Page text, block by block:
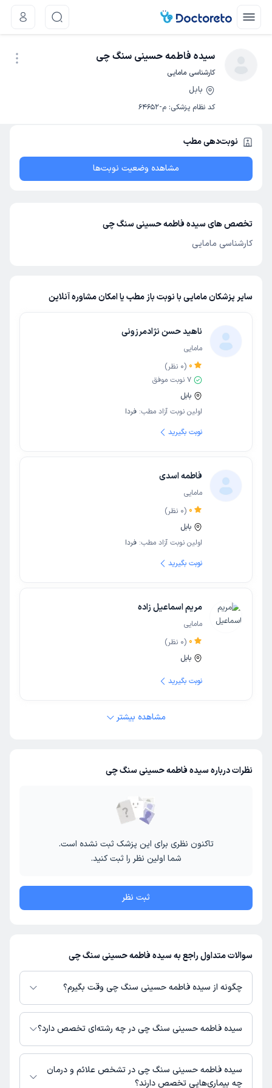
سیده فاطمه حسینی سنگ چی
کارشناسی مامایی
بابل
کد نظام پزشکی: م-64652
نوبت‌دهی مطب
مشاهده وضعیت نوبت‌ها
تخصص های سیده فاطمه حسینی سنگ چی
کارشناسی مامایی
سایر پزشکان مامایی با نوبت باز مطب یا امکان مشاوره آنلاین
ناهید حسن نژادمرزونی
مامایی
0
(
0 نظر)
7 نوبت موفق
بابل
اولین نوبت آزاد مطب: فردا
نوبت بگیرید
فاطمه اسدی
مامایی
0
(
0 نظر)
بابل
اولین نوبت آزاد مطب: فردا
نوبت بگیرید
مریم اسماعیل زاده
مامایی
0
(
0 نظر)
بابل
نوبت بگیرید
مشاهده بیشتر
نظرات درباره سیده فاطمه حسینی سنگ چی
تاکنون نظری برای این پزشک ثبت نشده است.
شما اولین نظر را ثبت کنید.
ثبت نظر
سوالات متداول راجع به سیده فاطمه حسینی سنگ چی
چگونه از سیده فاطمه حسینی سنگ چی وقت بگیرم؟
در صورتی کهسیده فاطمه حسینی سنگ چیدارای پروفایل فعال و نوبت‌دهی باز
در پلتفرم دکترتو باشند، می‌توانید از طریق این پلتفرم برای دریافت نوبت اقدام
آزاد، آدرس مطب، شماره تماس، برنامه حضور در مطب، تصاویر پزشک، ساعات
کاری و سایر اطلاعات مرتبط با خدمات پزشکی و نوبت‌گیری ممکن است در پروفایل
ایشان در دکترتو در دسترس باشد
سیده فاطمه حسینی سنگ چی در چه رشته‌ای تخصص دارد؟
سیده فاطمه حسینی سنگ چی در رشته‌های زیر (پیراپزشکی) تخصص دارند:
مامایی
سیده فاطمه حسینی سنگ چی در تشخص علائم و درمان
چه بیماری‌هایی تخصص دارند؟